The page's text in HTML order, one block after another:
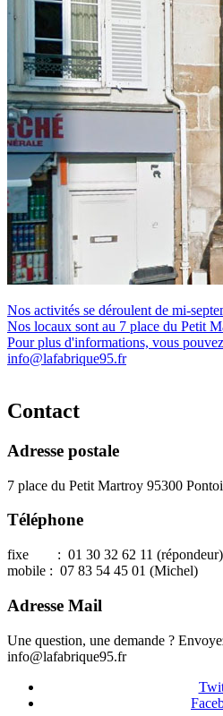
Nos activités se déroulent de mi-
Nos locaux sont au 7 place du Petit
Pour plus d'informations, vous
info@lafabrique95.fr
Contact
Adresse postale
7 place du Petit Martroy 95300
Téléphone
fixe : 01 30 32 62 11 (répondeur)
mobile : 07 83 54 45 01 (Michel)
Adresse Mail
Une question, une demande ?
info@lafabrique95.fr